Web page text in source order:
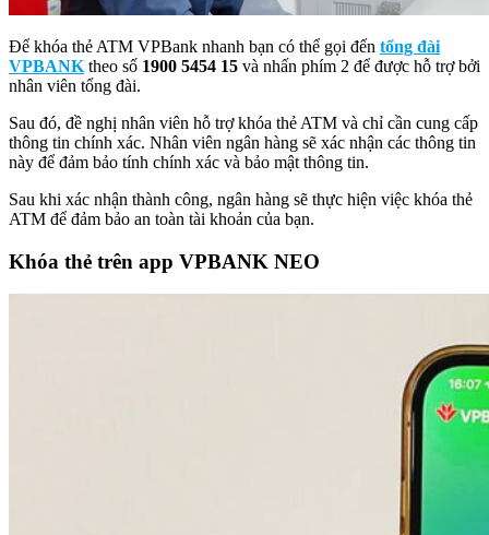
Để khóa thẻ ATM VPBank nhanh bạn có thể gọi đến tổng đài
VPBANK theo số 1900 5454 15 và nhấn phím 2 để được hỗ trợ bởi
nhân viên tổng đài.
Sau đó, đề nghị nhân viên hỗ trợ khóa thẻ ATM và chỉ cần cung cấp
thông tin chính xác. Nhân viên ngân hàng sẽ xác nhận các thông tin
này để đảm bảo tính chính xác và bảo mật thông tin.
Sau khi xác nhận thành công, ngân hàng sẽ thực hiện việc khóa thẻ
ATM để đảm bảo an toàn tài khoản của bạn.
Khóa thẻ trên app VPBANK NEO